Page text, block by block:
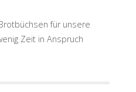
für unsere
Zeit in Anspruch